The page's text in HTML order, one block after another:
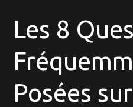
Les 8
Posées